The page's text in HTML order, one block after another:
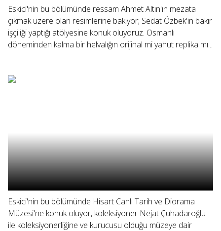
Eskici'nin bu bölümünde ressam Ahmet Altın'ın mezata
çıkmak üzere olan resimlerine bakıyor; Sedat Özbek'in bakır
işçiliği yaptığı atölyesine konuk oluyoruz. Osmanlı
döneminden kalma bir helvalığın orijinal mi yahut replika mı...
Eskici'nin bu bölümünde Hisart Canlı Tarih ve Diorama
Müzesi'ne konuk oluyor, koleksiyoner Nejat Çuhadaroğlu
ile koleksiyonerliğine ve kurucusu olduğu müzeye dair